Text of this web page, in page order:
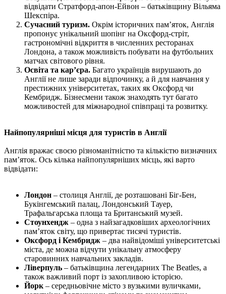
відвідати Стратфорд-апон-Ейвон – батьківщину Вільяма
Шекспіра.
Сучасний туризм. Окрім історичних пам’яток, Англія
пропонує унікальний шопінг на Оксфорд-стріт,
гастрономічні відкриття в численних ресторанах
Лондона, а також можливість побувати на футбольних
матчах світового рівня.
Освіта та кар’єра. Багато українців вирушають до
Англії не лише заради відпочинку, а й для навчання у
престижних університетах, таких як Оксфорд чи
Кембридж. Бізнесмени також знаходять тут багато
можливостей для міжнародної співпраці та розвитку.
Найпопулярніші місця для туристів в Англії
Англія вражає своєю різноманітністю та кількістю визначних
пам’яток. Ось кілька найпопулярніших місць, які варто
відвідати:
Лондон – столиця Англії, де розташовані Біг-Бен,
Букінгемський палац, Лондонський Тауер,
Трафальгарська площа та Британський музей.
Стоунхендж – одна з найзагадковіших археологічних
пам’яток світу, що привертає тисячі туристів.
Оксфорд і Кембридж – два найвідоміші університетські
міста, де можна відчути унікальну атмосферу
старовинних навчальних закладів.
Ліверпуль – батьківщина легендарних The Beatles, а
також важливий порт із захопливою історією.
Йорк – середньовічне місто з вузькими вуличками,